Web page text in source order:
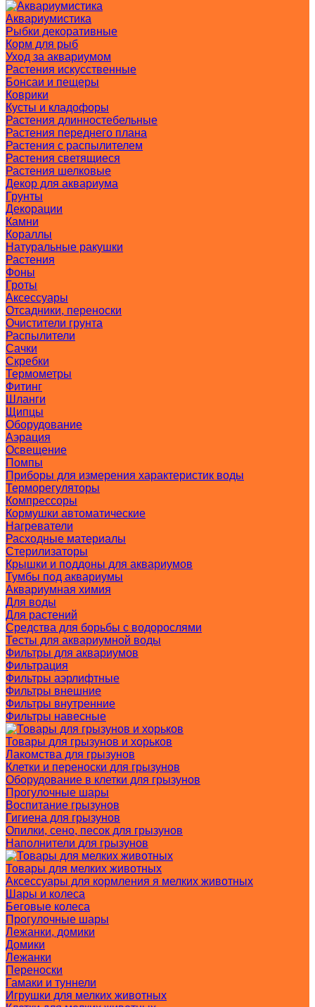
Аквариумистика
Рыбки декоративные
Корм для рыб
Уход за аквариумом
Растения искусственные
Бонсаи и пещеры
Коврики
Кусты и кладофоры
Растения длинностебельные
Растения переднего плана
Растения с распылителем
Растения светящиеся
Растения шелковые
Декор для аквариума
Грунты
Декорации
Камни
Кораллы
Натуральные ракушки
Растения
Фоны
Гроты
Аксессуары
Отсадники, переноски
Очистители грунта
Распылители
Сачки
Скребки
Термометры
Фитинг
Шланги
Щипцы
Оборудование
Аэрация
Освещение
Помпы
Приборы для измерения характеристик воды
Терморегуляторы
Компрессоры
Кормушки автоматические
Нагреватели
Расходные материалы
Стерилизаторы
Крышки и поддоны для аквариумов
Тумбы под аквариумы
Аквариумная химия
Для воды
Для растений
Средства для борьбы с водорослями
Тесты для аквариумной воды
Фильтры для аквариумов
Фильтрация
Фильтры аэрлифтные
Фильтры внешние
Фильтры внутренние
Фильтры навесные
Товары для грызунов и хорьков
Лакомства для грызунов
Клетки и переноски для грызунов
Оборудование в клетки для грызунов
Прогулочные шары
Воспитание грызунов
Гигиена для грызунов
Опилки, сено, песок для грызунов
Наполнители для грызунов
Товары для мелких животных
Аксессуары для кормления я мелких животных
Шары и колеса
Беговые колеса
Прогулочные шары
Лежанки, домики
Домики
Лежанки
Переноски
Гамаки и туннели
Игрушки для мелких животных